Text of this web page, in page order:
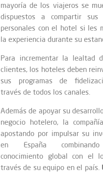
mayoría de los viajeros se
dispuestos a compartir sus
personales con el hotel si les
la experiencia durante su
Para incrementar la lealtad
clientes, los hoteles deben
sus programas de
través de todos los canales.
Además de apoyar su
negocio hotelero, la
apostando por impulsar su
en España
conocimiento global con el
través de su equipo en el país.